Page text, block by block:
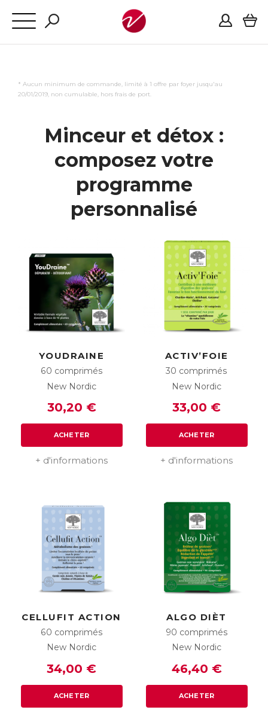
* Aucun minimum de commande, limité à 1 offre par foyer jusqu'au
20/01/2019, non cumulable, hors frais de port.
Minceur et détox :
composez votre
programme
personnalisé
YOUDRAINE
60 comprimés
New Nordic
30,20 €
ACHETER
+ d'informations
ACTIV’FOIE
30 comprimés
New Nordic
33,00 €
ACHETER
+ d'informations
CELLUFIT ACTION
60 comprimés
New Nordic
34,00 €
ACHETER
ALGO DIÈT
90 comprimés
New Nordic
46,40 €
ACHETER